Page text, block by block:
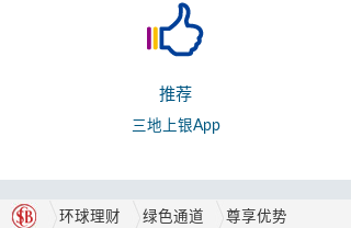
推荐
三地上银App
环球理财 绿色通道 尊享优势